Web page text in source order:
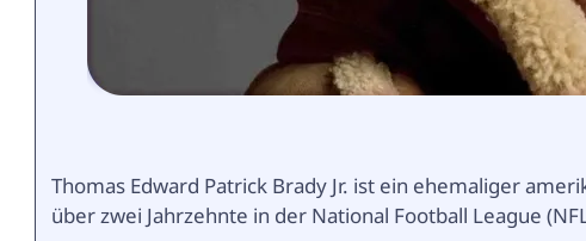
Thomas Edward Patrick Brady Jr. ist ein ehemaliger
über zwei Jahrzehnte in der National Football League